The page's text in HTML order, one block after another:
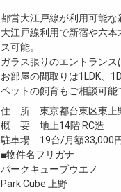
都営大江戸線が利用可能な
大江戸線利用で新宿や六
ス可能。
ガラス張りのエントランス
お部屋の間取りは1LDK、
ペットの飼育もご相談可能
住 所 東京都台東区東上
概 要 地上14階 RC造
駐車場 19台/月額33,000
■物件名フリガナ
パークキューブウエノ
Park Cube 上野